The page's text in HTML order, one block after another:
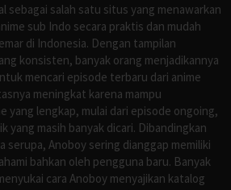
sebagai salah satu situs yang menawarkan
sub Indo secara praktis dan mudah
di Indonesia. Dengan tampilan
konsisten, banyak orang menjadikannya
mencari episode terbaru dari anime
meningkat karena mampu
yang lengkap, mulai dari episode ongoing,
yang masih banyak dicari. Dibandingkan
serupa, Anoboy sering dianggap memiliki
bahkan oleh pengguna baru. Banyak
cara Anoboy menyajikan katalog